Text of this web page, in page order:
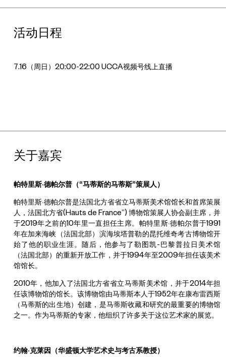
活动日程
7.16（周日）20:00-22:00 UCCA视频号线上直播
关于嘉宾
帕特里斯·德帕尔普（“马蒂斯的马蒂斯”策展人）
帕特里斯·德帕尔普是法国北方省省立马蒂斯美术馆馆长和首席策展
人，法国北方省(Hauts de France”) 博物馆策展人协会副主席，并
于2019年之前的10年里一直担任主席。帕特里斯·德帕尔普于1991
年在加来海峡（法国北部）滨海埃塔普勒的昆托维奇考古博物馆开
始了他的职业生涯。随后，他参与了勒图凯-巴黎普拉日美术馆
（法国北部）的重新开放工作，并于1994年至2009年担任该美术
馆馆长。
2010年，他加入了法国北方省省立马蒂斯美术馆，并于2014年担
任该博物馆的馆长。该博物馆由马蒂斯本人于1952年在康布雷西斯
（马蒂斯的出生地）创建，是马蒂斯收藏和研究的最重要的博物馆
之一。作为马蒂斯的专家，他组织了许多关于这位艺术家的展览。
约翰·克莱因（华盛顿大学艺术史与考古系教授）